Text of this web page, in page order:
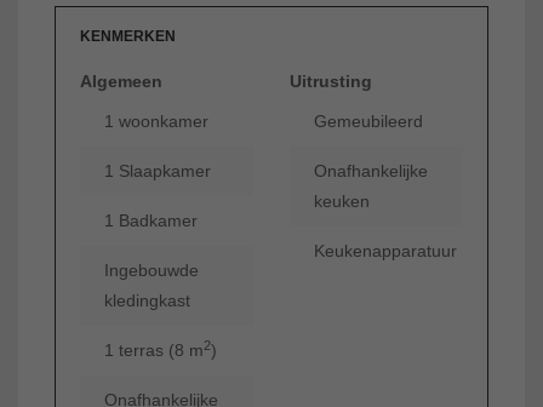
KENMERKEN
Algemeen
1 woonkamer
1 Slaapkamer
1 Badkamer
Ingebouwde
kledingkast
1 terras (8 m2)
Onafhankelijke
Uitrusting
Gemeubileerd
Onafhankelijke
keuken
Keukenapparatuur